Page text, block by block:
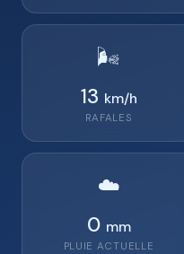
🌬️
13 km/h
RAFALES
☁️
0 mm
PLUIE ACTUELLE